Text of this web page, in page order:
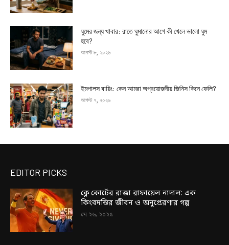
ঘুমের জন্য খাবার: রাতে ঘুমানোর আগে কী খেলে ভালো ঘুম
হবে?
আগস্ট ৮, ২০২৬
ইমপালস বায়িং: কেন আমরা অপ্রয়োজনীয় জিনিস কিনে ফেলি?
আগস্ট ৭, ২০২৬
EDITOR PICKS
ক্লে কোর্টের রাজা রাফায়েল নাদাল: এক
কিংবদন্তির জীবন ও অনুপ্রেরণার গল্প
মে ২৬, ২০২৫